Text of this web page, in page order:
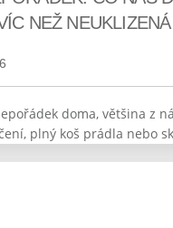
NEŽ
doma, většina z
plný koš prádla nebo